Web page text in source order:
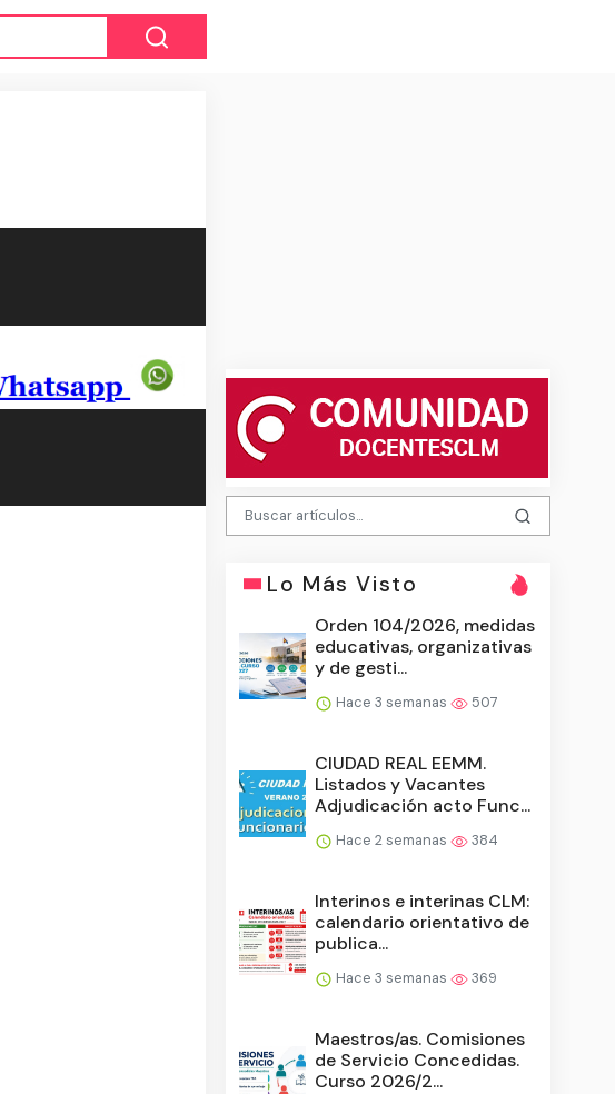
Lo Más Visto
Orden 104/2026, medidas
educativas, organizativas
y de gesti...
Hace 3 semanas 507
CIUDAD REAL EEMM.
Listados y Vacantes
Adjudicación acto Func...
Hace 2 semanas 384
Interinos e interinas CLM:
calendario orientativo de
publica...
Hace 3 semanas 369
Maestros/as. Comisiones
de Servicio Concedidas.
Curso 2026/2...